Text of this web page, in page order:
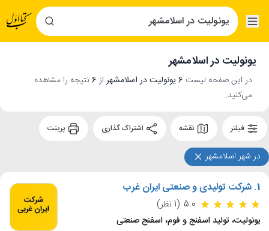
یونولیت در اسلامشهر
در این صفحه لیست 6 یونولیت در اسلامشهر از 6 نتیجه را مشاهده
می‌کنید.
فیلتر نقشه
در شهر اسلامشهر
1. شرکت تولیدی و صنعتی ایران غرب
5.0 (1 نظر)
یونولیت، تولید اسفنج و فوم، اسفنج صنعتی